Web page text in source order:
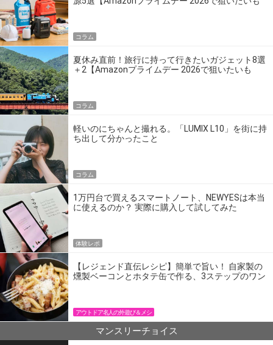
コラム
夏休み直前！旅行に持って行きたいガジェット8選
＋2【Amazonプライムデー 2026で狙いたいも
コラム
軽いのにちゃんと撮れる。「LUMIX L10」を街に持
ち出して分かったこと
コラム
1万円台で買えるスマートノート、NEWYESは本当
に使えるのか？ 実際に購入して試してみた
体験レポ
【レジェンド直伝レシピ】簡単で旨い！ 自家製の
燻製ベーコンとホタテ缶で作る、3ステップのワン
アウトドア名人の外遊び＆メシ
マンスリーチョイス